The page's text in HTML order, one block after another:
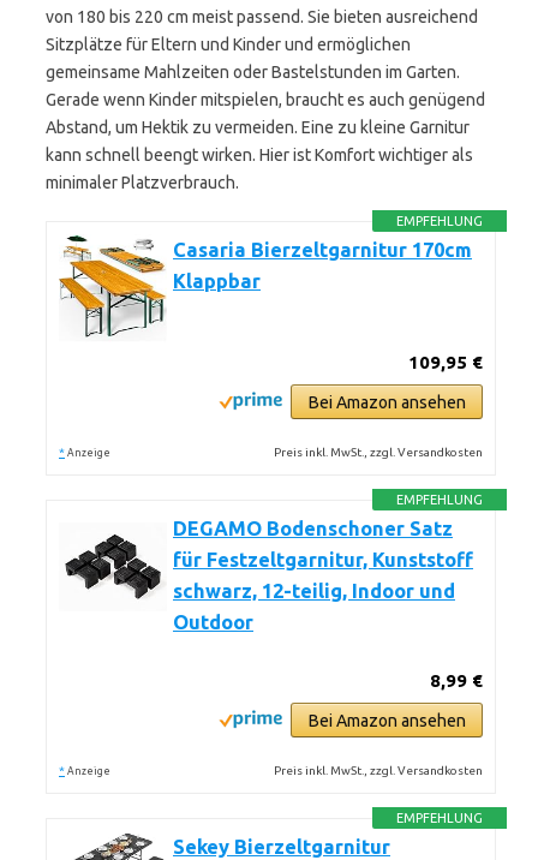
von 180 bis 220 cm meist passend. Sie bieten ausreichend
Sitzplätze für Eltern und Kinder und ermöglichen
gemeinsame Mahlzeiten oder Bastelstunden im Garten.
Gerade wenn Kinder mitspielen, braucht es auch genügend
Abstand, um Hektik zu vermeiden. Eine zu kleine Garnitur
kann schnell beengt wirken. Hier ist Komfort wichtiger als
minimaler Platzverbrauch.
EMPFEHLUNG
Casaria Bierzeltgarnitur 170cm
Klappbar
109,95 €
Bei Amazon ansehen
* Anzeige Preis inkl. MwSt., zzgl. Versandkosten
EMPFEHLUNG
DEGAMO Bodenschoner Satz
für Festzeltgarnitur, Kunststoff
schwarz, 12-teilig, Indoor und
Outdoor
8,99 €
Bei Amazon ansehen
* Anzeige Preis inkl. MwSt., zzgl. Versandkosten
EMPFEHLUNG
Sekey Bierzeltgarnitur